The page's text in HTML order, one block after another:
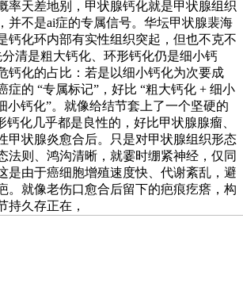
率天差地别，甲状腺钙化就是甲状腺组织
并不是ai症的专属信号。华坛甲状腺裴海
钙化环内部有实性组织突起，但也不克不
清是粗大钙化、环形钙化仍是细小钙
钙化的占比：若是以细小钙化为次要成
症的 “专属标记”，好比 “粗大钙化 + 细小
小钙化”。就像给结节套上了一个坚硬的
钙化几乎都是良性的，好比甲状腺腺瘤、
甲状腺炎愈合后。只是对甲状腺组织形态
法则、鸿沟清晰，就霎时绷紧神经，仅同
是由于癌细胞增殖速度快、代谢紊乱，避
。就像老伤口愈合后留下的疤痕疙瘩，构
持久存正在，